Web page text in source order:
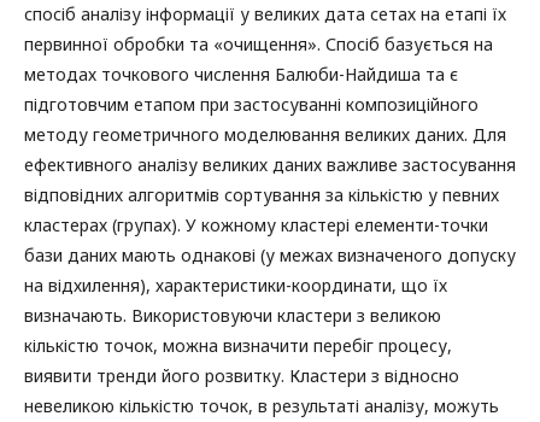
спосіб аналізу інформації у великих дата сетах на етапі їх
первинної обробки та «очищення». Спосіб базується на
методах точкового числення Балюби-Найдиша та є
підготовчим етапом при застосуванні композиційного
методу геометричного моделювання великих даних. Для
ефективного аналізу великих даних важливе застосування
відповідних алгоритмів сортування за кількістю у певних
кластерах (групах). У кожному кластері елементи-точки
бази даних мають однакові (у межах визначеного допуску
на відхилення), характеристики-координати, що їх
визначають. Використовуючи кластери з великою
кількістю точок, можна визначити перебіг процесу,
виявити тренди його розвитку. Кластери з відносно
невеликою кількістю точок, в результаті аналізу, можуть